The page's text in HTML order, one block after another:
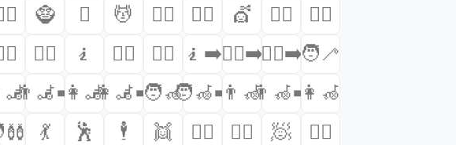
🧌 🫈 💆 💆‍♂️ 💆‍♀️ 💇 💇‍♂️
💇‍♀️
🧍‍♀️ 🧎 🧎‍♂️ 🧎‍♀️ 🧎‍➡️🧎‍♀️‍➡️🧎‍♂️‍➡️🧑‍🦯
👨‍🦼‍➡️👩‍🦼👩‍🦼‍➡️🧑‍🦽🧑‍🦽‍➡️👨‍🦽👨‍🦽‍➡️👩‍🦽
💃 🕺 🕴️ 👯 👯‍♂️ 👯‍♀️ 🧖
🧖‍♂️